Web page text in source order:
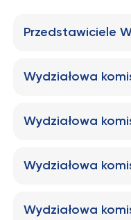
Przedstawiciele
Wydziałowa
Wydziałowa
Wydziałowa
Wydziałowa